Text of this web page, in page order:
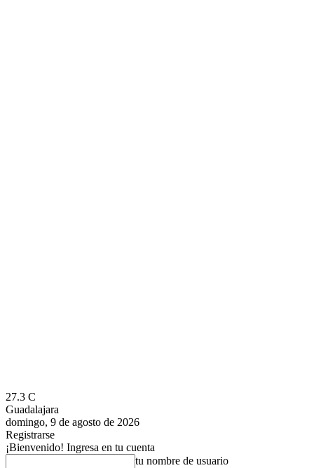
27.3 C
Guadalajara
domingo, 9 de agosto de 2026
Registrarse
¡Bienvenido! Ingresa en tu cuenta
tu nombre de usuario